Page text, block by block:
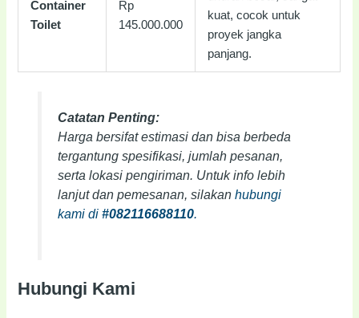
Container
Toilet
Rp
145.000.000
kuat, cocok untuk
proyek jangka
panjang.
Catatan Penting:
Harga bersifat estimasi dan bisa berbeda
tergantung spesifikasi, jumlah pesanan,
serta lokasi pengiriman. Untuk info lebih
lanjut dan pemesanan, silakan hubungi
kami di #082116688110.
Hubungi Kami